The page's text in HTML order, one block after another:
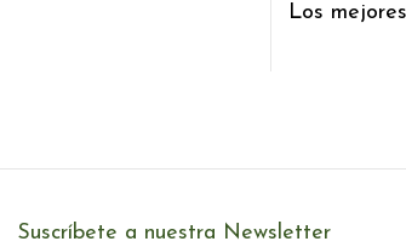
Los
Suscríbete a nuestra Newsletter